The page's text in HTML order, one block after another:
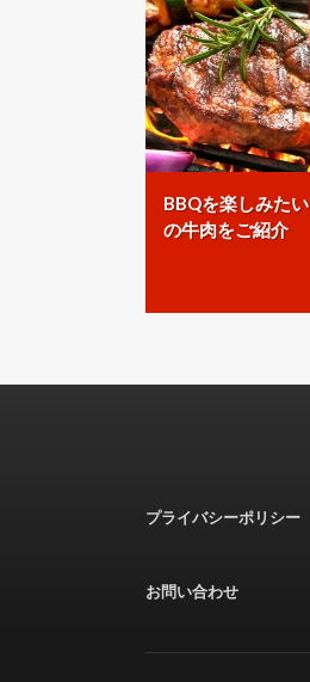
BBQを楽しみた
の牛肉をご紹介
プライバシーポリシー
お問い合わせ